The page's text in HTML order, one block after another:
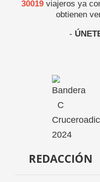
30019viajeros ya
obtienen
-
REDACCIÓN